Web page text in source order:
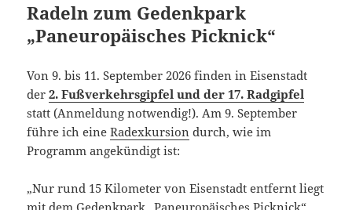
Radeln zum Gedenkpark
„Paneuropäisches Picknick“
Von 9. bis 11. September 2026 finden in Eisenstadt
der2. Fußverkehrsgipfel und der 17. Radgipfel
statt (Anmeldung notwendig!). Am 9. September
führe ich eineRadexkursion durch, wie im
Programm angekündigt ist:
„Nur rund 15 Kilometer von Eisenstadt entfernt liegt